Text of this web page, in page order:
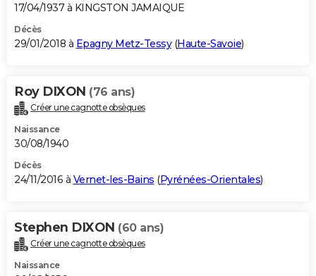
17/04/1937 à KINGSTON JAMAIQUE
Décès
29/01/2018 à Epagny Metz-Tessy(Haute-Savoie)
Roy DIXON (76 ans)
Créer une cagnotte obsèques
Naissance
30/08/1940
Décès
24/11/2016 à Vernet-les-Bains (Pyrénées-Orientales)
Stephen DIXON (60 ans)
Créer une cagnotte obsèques
Naissance